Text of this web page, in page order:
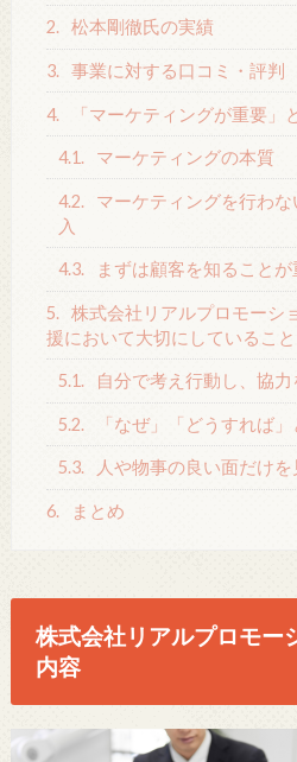
2. 松本剛徹氏の実績
3. 事業に対する口コミ・評判
4. 「マーケティングが重要」
4.1. マーケティングの本質
4.2.
マーケティングを行わ
入
4.3. まずは顧客を知ることが
5. 株式会社リアルプロモーシ
援において大切にしていること
5.1. 自分で考え行動し、協
5.2. 「なぜ」「どうすれば
5.3. 人や物事の良い面だけを
6. まとめ
株式会社リアルプロモー
内容